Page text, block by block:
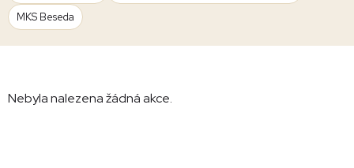
MKS Beseda
Nebyla nalezena žádná akce.